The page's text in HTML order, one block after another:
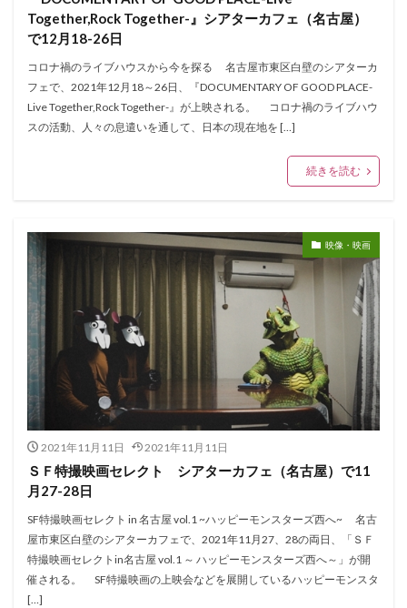
Together,Rock Together-』シアターカフェ（名古屋）
で12月18-26日
コロナ禍のライブハウスから今を探る 名古屋市東区白壁のシアターカ
フェで、2021年12月18～26日、『DOCUMENTARY OF GOOD PLACE-
Live Together,Rock Together-』が上映される。 コロナ禍のライブハウ
スの活動、人々の息遣いを通して、日本の現在地を […]
続きを読む
映像・映画
2021年11月11日 2021年11月11日
ＳＦ特撮映画セレクト シアターカフェ（名古屋）で11
月27-28日
SF特撮映画セレクト in 名古屋 vol.1 ~ハッピーモンスターズ西へ~ 名古
屋市東区白壁のシアターカフェで、2021年11月27、28の両日、「ＳＦ
特撮映画セレクトin名古屋 vol.1 ～ ハッピーモンスターズ西へ～」が開
催される。 SF特撮映画の上映会などを展開しているハッピーモンスタ
[…]